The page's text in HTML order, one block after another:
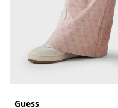
Guess